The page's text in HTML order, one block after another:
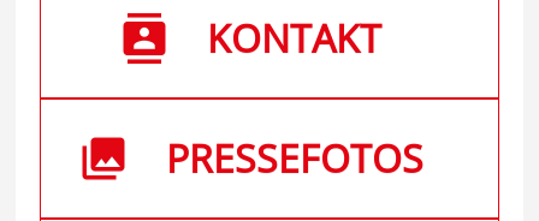
KONTAKT
PRESSEFOTOS